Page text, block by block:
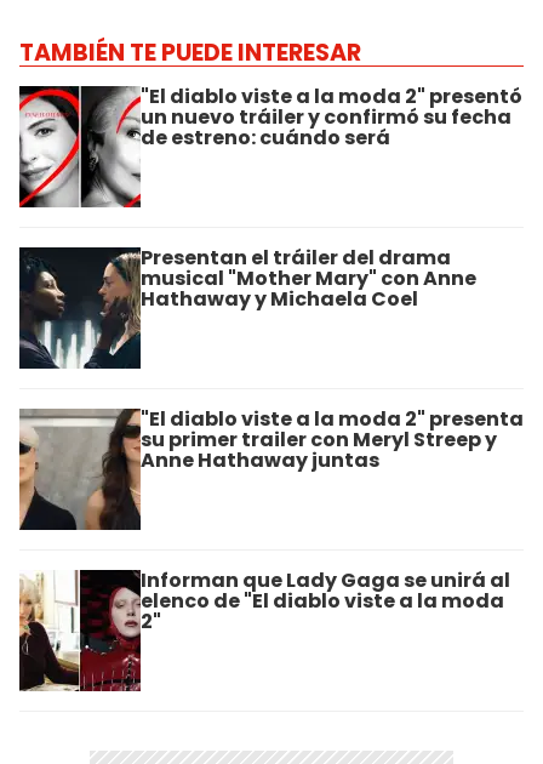
TAMBIÉN TE PUEDE INTERESAR
"El diablo viste a la moda 2" presentó
un nuevo tráiler y confirmó su fecha
de estreno: cuándo será
Presentan el tráiler del drama
musical "Mother Mary" con Anne
Hathaway y Michaela Coel
"El diablo viste a la moda 2" presenta
su primer trailer con Meryl Streep y
Anne Hathaway juntas
Informan que Lady Gaga se unirá al
elenco de "El diablo viste a la moda
2"